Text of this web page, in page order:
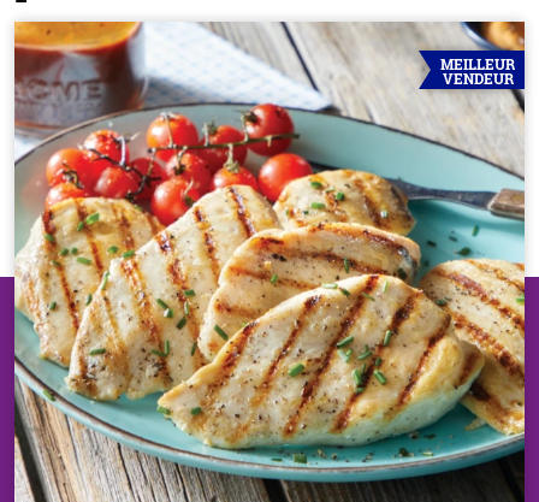
MEILLEUR
VENDEUR